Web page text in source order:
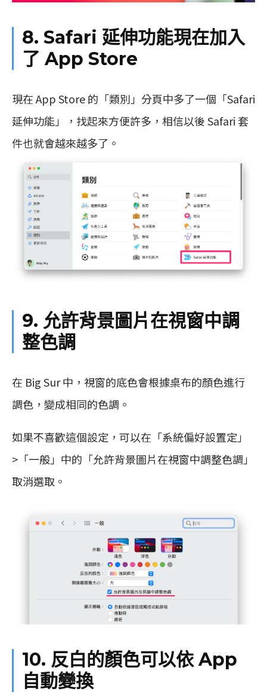
8. Safari 延伸功能現在加入
了 App Store
現在 App Store 的「類別」分頁中多了一個「Safari
延伸功能」，找起來方便許多，相信以後 Safari 套
件也就會越來越多了。
9. 允許背景圖片在視窗中調
整色調
在 Big Sur 中，視窗的底色會根據桌布的顏色進行
調色，變成相同的色調。
如果不喜歡這個設定，可以在「系統偏好設置定」
>「一般」中的「允許背景圖片在視窗中調整色調」
取消選取。
10. 反白的顏色可以依 App
自動變換